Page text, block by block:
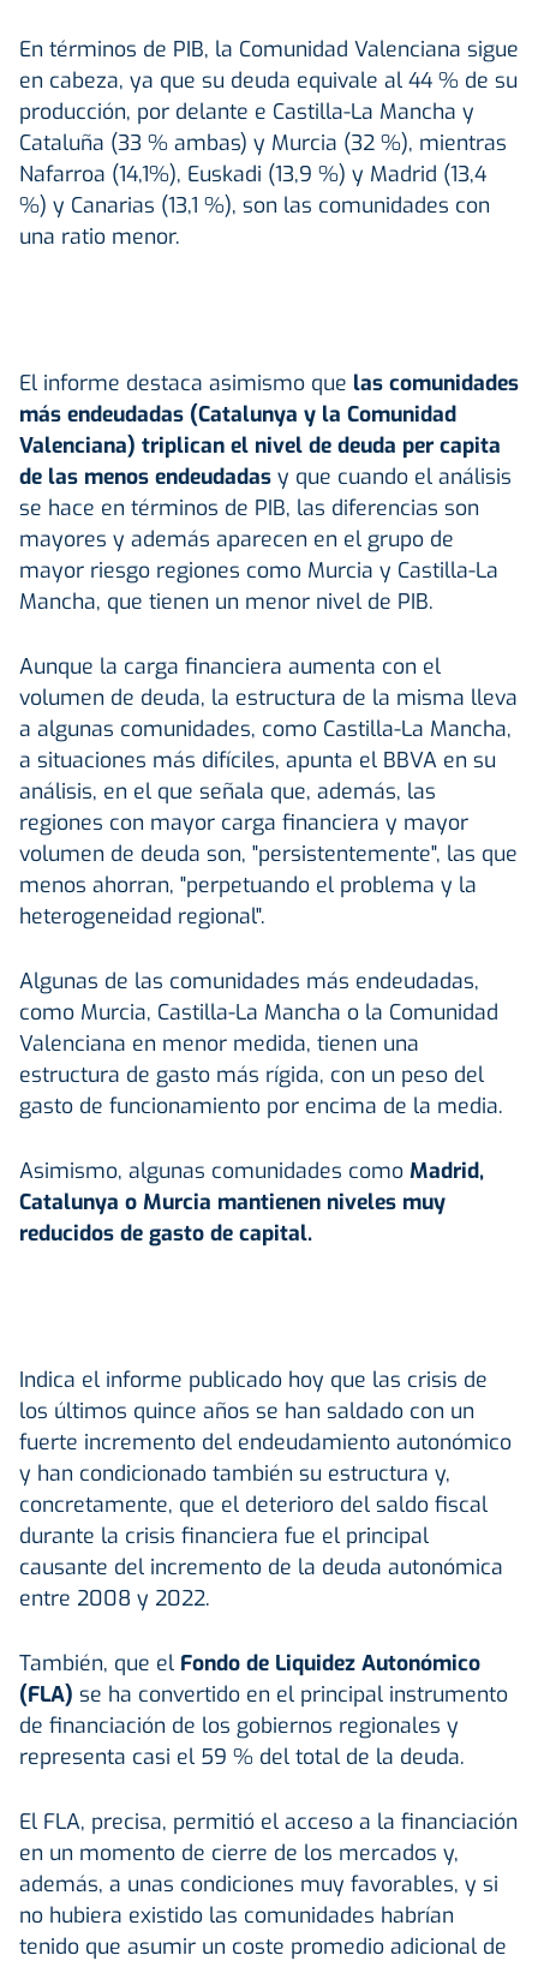
En términos de PIB, la Comunidad Valenciana sigue
en cabeza, ya que su deuda equivale al 44 % de su
producción, por delante e Castilla-La Mancha y
Cataluña (33 % ambas) y Murcia (32 %), mientras
Nafarroa (14,1%), Euskadi (13,9 %) y Madrid (13,4
%) y Canarias (13,1 %), son las comunidades con
una ratio menor.
El informe destaca asimismo que las comunidades
más endeudadas (Catalunya y la Comunidad
Valenciana) triplican el nivel de deuda per capita
de las menos endeudadas y que cuando el análisis
se hace en términos de PIB, las diferencias son
mayores y además aparecen en el grupo de
mayor riesgo regiones como Murcia y Castilla-La
Mancha, que tienen un menor nivel de PIB.
Aunque la carga financiera aumenta con el
volumen de deuda, la estructura de la misma lleva
a algunas comunidades, como Castilla-La Mancha,
a situaciones más difíciles, apunta el BBVA en su
análisis, en el que señala que, además, las
regiones con mayor carga financiera y mayor
volumen de deuda son, "persistentemente", las que
menos ahorran, "perpetuando el problema y la
heterogeneidad regional".
Algunas de las comunidades más endeudadas,
como Murcia, Castilla-La Mancha o la Comunidad
Valenciana en menor medida, tienen una
estructura de gasto más rígida, con un peso del
gasto de funcionamiento por encima de la media.
Asimismo, algunas comunidades como Madrid,
Catalunya o Murcia mantienen niveles muy
reducidos de gasto de capital.
Indica el informe publicado hoy que las crisis de
los últimos quince años se han saldado con un
fuerte incremento del endeudamiento autonómico
y han condicionado también su estructura y,
concretamente, que el deterioro del saldo fiscal
durante la crisis financiera fue el principal
causante del incremento de la deuda autonómica
entre 2008 y 2022.
También, que el Fondo de Liquidez Autonómico
(FLA) se ha convertido en el principal instrumento
de financiación de los gobiernos regionales y
representa casi el 59 % del total de la deuda.
El FLA, precisa, permitió el acceso a la financiación
en un momento de cierre de los mercados y,
además, a unas condiciones muy favorables, y si
no hubiera existido las comunidades habrían
tenido que asumir un coste promedio adicional de